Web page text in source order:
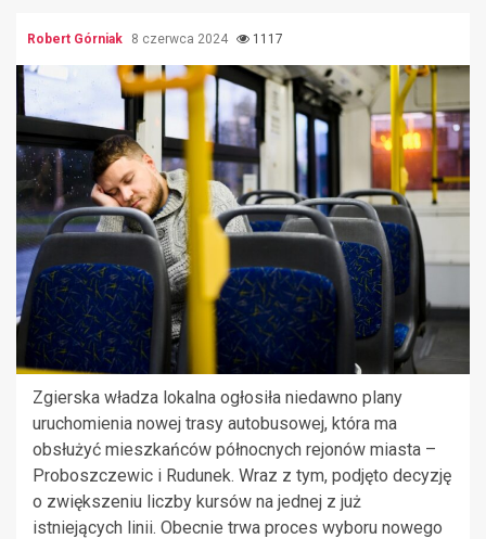
Robert Górniak 8 czerwca 2024 1117
Zgierska władza lokalna ogłosiła niedawno plany
uruchomienia nowej trasy autobusowej, która ma
obsłużyć mieszkańców północnych rejonów miasta –
Proboszczewic i Rudunek. Wraz z tym, podjęto decyzję
o zwiększeniu liczby kursów na jednej z już
istniejących linii. Obecnie trwa proces wyboru nowego